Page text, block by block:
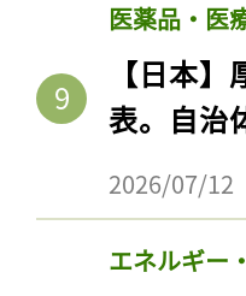
医薬品・医
【日本
表。自治
2026/07/12
エネルギー